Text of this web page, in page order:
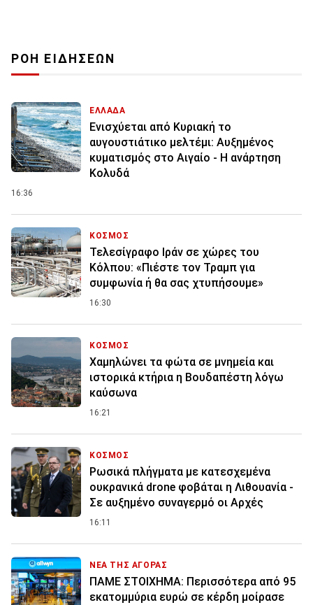
ΡΟΗ ΕΙΔΗΣΕΩΝ
ΕΛΛΑΔΑ
Ενισχύεται από Κυριακή το
αυγουστιάτικο μελτέμι: Αυξημένος
κυματισμός στο Αιγαίο - Η ανάρτηση
Κολυδά
16:36
ΚΟΣΜΟΣ
Τελεσίγραφο Ιράν σε χώρες του
Κόλπου: «Πιέστε τον Τραμπ για
συμφωνία ή θα σας χτυπήσουμε»
16:30
ΚΟΣΜΟΣ
Χαμηλώνει τα φώτα σε μνημεία και
ιστορικά κτήρια η Βουδαπέστη λόγω
καύσωνα
16:21
ΚΟΣΜΟΣ
Ρωσικά πλήγματα με κατεσχεμένα
ουκρανικά drone φοβάται η Λιθουανία -
Σε αυξημένο συναγερμό οι Αρχές
16:11
ΝΕΑ ΤΗΣ ΑΓΟΡΑΣ
ΠΑΜΕ ΣΤΟΙΧΗΜΑ: Περισσότερα από 95
εκατομμύρια ευρώ σε κέρδη μοίρασε